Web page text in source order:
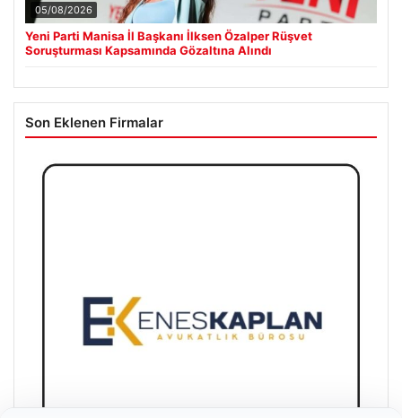
05/08/2026
Yeni Parti Manisa İl Başkanı İlksen Özalper Rüşvet
Soruşturması Kapsamında Gözaltına Alındı
Son Eklenen Firmalar